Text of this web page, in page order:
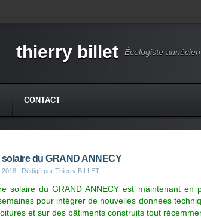
thierry billet Écologiste annécien
CONTACT
du GRAND ANNECY
2018 , Rédigé par Thierry BILLET
solaire du GRAND ANNECY est maintenant en
pour intégrer de nouvelles données
et sur des bâtiments construits tout